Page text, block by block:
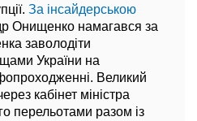
За інсайдерською
Онищенко намагався за
заволодіти
України на
Великий
кабінет міністра
перельотами разом із